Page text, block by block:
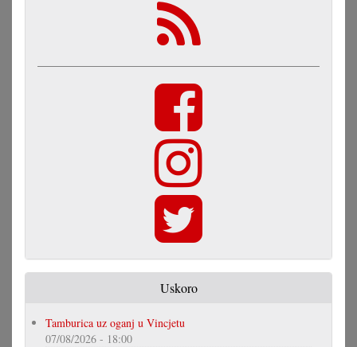
Uskoro
Tamburica uz oganj u Vincjetu
07/08/2026 - 18:00